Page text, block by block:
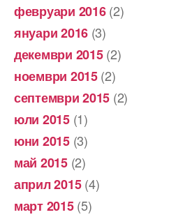
февруари 2016(2)
януари 2016 (3)
декември 2015(2)
ноември 2015(2)
септември 2015 (2)
юли 2015(1)
юни 2015(3)
май 2015(2)
април 2015(4)
март 2015(5)